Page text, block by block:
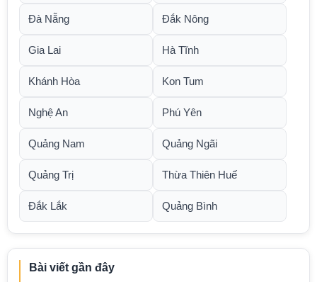
Đà Nẵng Đắk Nông
Gia Lai Hà Tĩnh
Khánh Hòa Kon Tum
Nghệ An Phú Yên
Quảng Nam Quảng Ngãi
Quảng Trị Thừa Thiên Huế
Đắk Lắk Quảng Bình
Bài viết gần đây